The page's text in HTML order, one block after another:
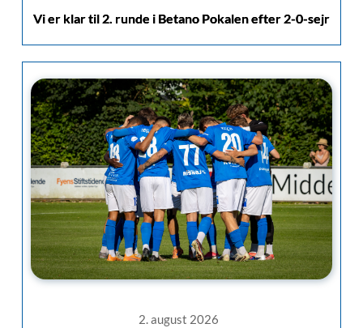
Vi er klar til 2. runde i Betano Pokalen efter 2-0-sejr
2. august 2026